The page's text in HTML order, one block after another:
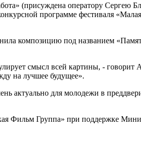
(присуждена оператору Сергею
программе фестиваля
композицию под названием
смысл всей картины, -
на лучшее будущее».
актуально для молодежи в
Фильм Группа» при поддержке